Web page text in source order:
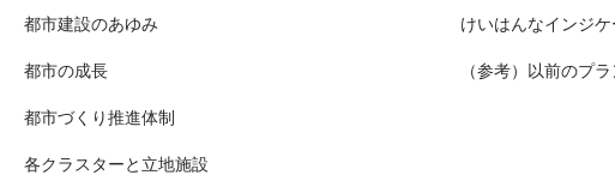
都市建設のあゆみ
都市の成長
都市づくり推進体制
各クラスターと立地施設
けいはんなインジ
（参考）以前のプラ